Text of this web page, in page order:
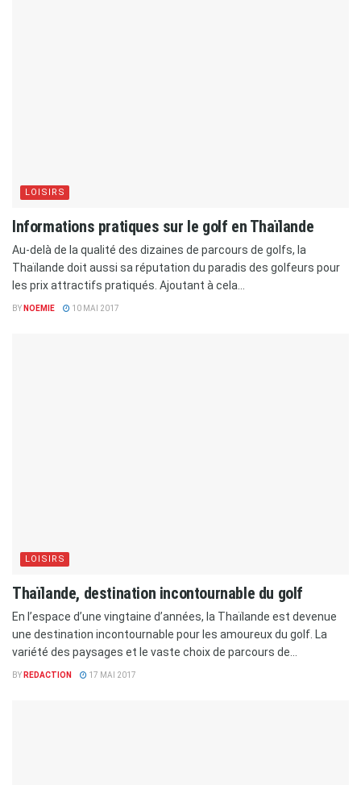
LOISIRS
Informations pratiques sur le golf en Thaïlande
Au-delà de la qualité des dizaines de parcours de golfs, la
Thaïlande doit aussi sa réputation du paradis des golfeurs pour
les prix attractifs pratiqués. Ajoutant à cela...
BY NOEMIE 10 MAI 2017
LOISIRS
Thaïlande, destination incontournable du golf
En l’espace d’une vingtaine d’années, la Thaïlande est devenue
une destination incontournable pour les amoureux du golf. La
variété des paysages et le vaste choix de parcours de...
BY REDACTION 17 MAI 2017